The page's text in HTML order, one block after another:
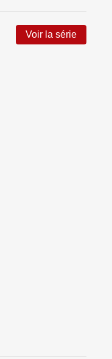
Voir la série